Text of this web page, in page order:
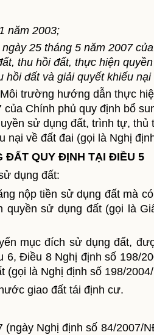
năm 2003;
25 tháng 5 năm 2007
thu hồi đất, thực hiện
đất và giải quyết khiếu nại
trường hướng dẫn thực
Chính phủ quy định bổ
sử dụng đất, trình tự,
nại về đất đai (gọi là Nghị
ĐẤT QUY ĐỊNH TẠI ĐIỀU 5
dụng đất:
nộp tiền sử dụng đất mà
quyền sử dụng đất (gọi là
mục đích sử dụng đất,
Điều 8 Nghị định số 198/
(gọi là Nghị định số 198/
giao đất tái định cư.
Nghị định số 84/2007/